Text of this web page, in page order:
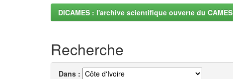
DICAMES : l'archive scientifique ouverte du CAMES
Recherche
Dans :